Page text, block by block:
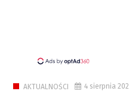
AKTUALNOŚCI 4 sierpnia